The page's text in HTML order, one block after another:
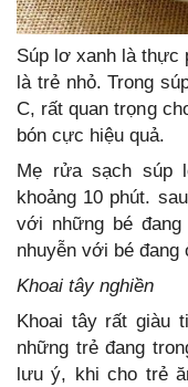
Súp lơ xanh là thực
là trẻ nhỏ. Trong
C, rất quan trọng
bón cực hiệu quả.
Mẹ rửa sạch súp
khoảng 10 phút.
với những bé
nhuyễn với bé
Khoai tây nghiền
Khoai tây rất giàu
những trẻ đang
lưu ý, khi cho trẻ